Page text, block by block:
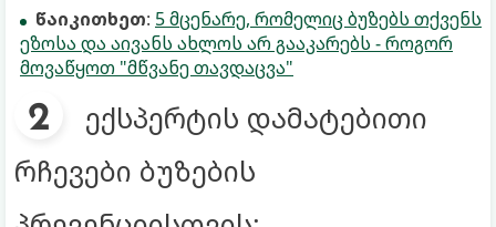
წაიკითხეთ: 5 მცენარე, რომელიც ბუზებს თქვენს
ეზოსა და აივანს ახლოს არ გააკარებს - როგორ
მოვაწყოთ "მწვანე თავდაცვა"
ექსპერტის დამატებითი
რჩევები ბუზების